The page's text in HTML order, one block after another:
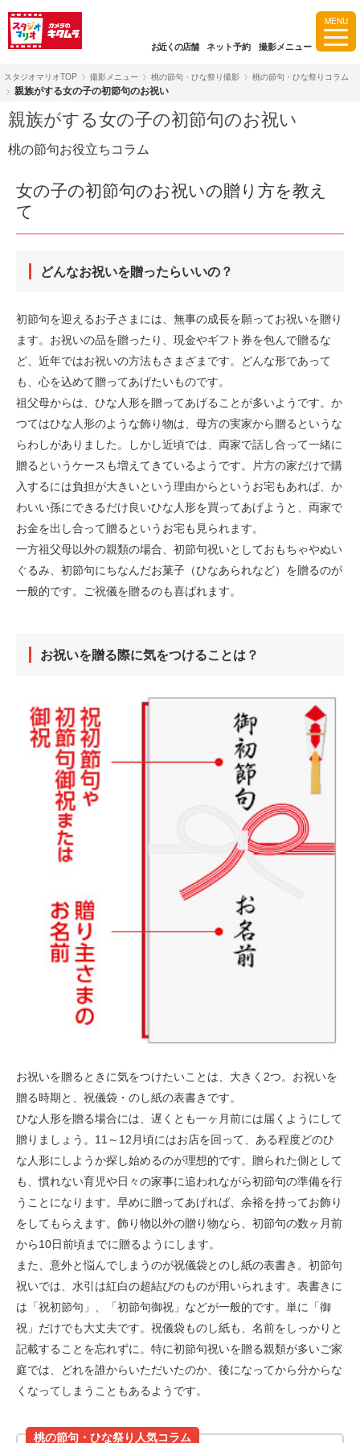
MENU
お近くの店舗 ネット予約 撮影メニュー
スタジオマリオTOP 撮影メニュー 桃の節句・ひな祭り撮影 桃の節句・ひな祭りコラム
親族がする女の子の初節句のお祝い
親族がする女の子の初節句のお祝い
桃の節句お役立ちコラム
女の子の初節句のお祝いの贈り方を教え
て
どんなお祝いを贈ったらいいの？
初節句を迎えるお子さまには、無事の成長を願ってお祝いを贈り
ます。お祝いの品を贈ったり、現金やギフト券を包んで贈るな
ど、近年ではお祝いの方法もさまざまです。どんな形であって
も、心を込めて贈ってあげたいものです。
祖父母からは、ひな人形を贈ってあげることが多いようです。か
つてはひな人形のような飾り物は、母方の実家から贈るというな
らわしがありました。しかし近頃では、両家で話し合って一緒に
贈るというケースも増えてきているようです。片方の家だけで購
入するには負担が大きいという理由からというお宅もあれば、か
わいい孫にできるだけ良いひな人形を買ってあげようと、両家で
お金を出し合って贈るというお宅も見られます。
一方祖父母以外の親類の場合、初節句祝いとしておもちゃやぬい
ぐるみ、初節句にちなんだお菓子（ひなあられなど）を贈るのが
一般的です。ご祝儀を贈るのも喜ばれます。
お祝いを贈る際に気をつけることは？
お祝いを贈るときに気をつけたいことは、大きく2つ。お祝いを
贈る時期と、祝儀袋・のし紙の表書きです。
ひな人形を贈る場合には、遅くとも一ヶ月前には届くようにして
贈りましょう。11～12月頃にはお店を回って、ある程度どのひ
な人形にしようか探し始めるのが理想的です。贈られた側として
も、慣れない育児や日々の家事に追われながら初節句の準備を行
うことになります。早めに贈ってあげれば、余裕を持ってお飾り
をしてもらえます。飾り物以外の贈り物なら、初節句の数ヶ月前
から10日前頃までに贈るようにします。
また、意外と悩んでしまうのが祝儀袋とのし紙の表書き。初節句
祝いでは、水引は紅白の超結びのものが用いられます。表書きに
は「祝初節句」、「初節句御祝」などが一般的です。単に「御
祝」だけでも大丈夫です。祝儀袋ものし紙も、名前をしっかりと
記載することを忘れずに。特に初節句祝いを贈る親類が多いご家
庭では、どれを誰からいただいたのか、後になってから分からな
くなってしまうこともあるようです。
桃の節句・ひな祭り人気コラム